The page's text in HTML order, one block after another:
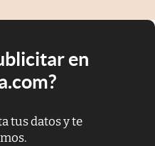
en
tus datos y te